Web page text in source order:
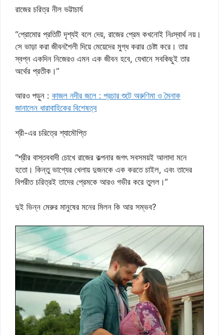
রাজের চরিত্র নীল ভট্টাচার্য
“প্রোমোর প্রতিটি দৃশ্যই বলে দেয়, রাজের প্রেম কখনোই নিঃস্বার্থ নয়।
সে ভাড়া করা জীবনশৈলী দিয়ে মেয়েদের মুগ্ধ করার চেষ্টা করে। তার
স্বপ্ন একদিন নিজেরও এমন এক জীবন হবে, যেখানে সবকিছুই তার
অর্থের প্রতীক।”
আরও পড়ুন : কাজল নদীর জলে : প্রচার শুটে অরুণিমা ও মৈনাক
জানালেন ধারাবাহিকের বিশেষত্ব
শ্রী-এর চরিত্রে শ্যামৌপ্তি
“শ্রীর বাস্তববাদী চোখে রাজের কল্পনার জগৎ সবসময়ই আলাদা মনে
হতো। কিন্তু ভাগ্যের খেলায় দুজনকে এক করতে চাইল, এবং তাদের
বিপরীত চরিত্রই তাদের প্রেমকে আরও গভীর করে তুলল।”
দুই ভিন্ন মেরুর মানুষের মনের মিলন কি আর সম্ভব?